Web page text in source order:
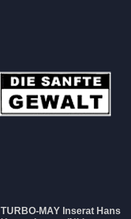
TURBO-MAY Inserat Hans